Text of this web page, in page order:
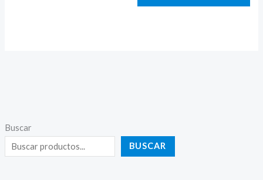
Buscar
BUSCAR